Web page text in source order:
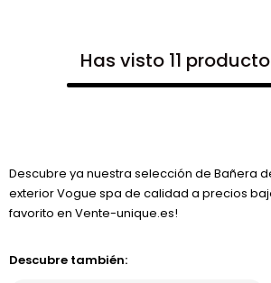
Has visto 11
Descubre ya nuestra selección de Bañera
exterior Vogue spa de calidad a precios
favorito en Vente-unique.es!
Descubre también: